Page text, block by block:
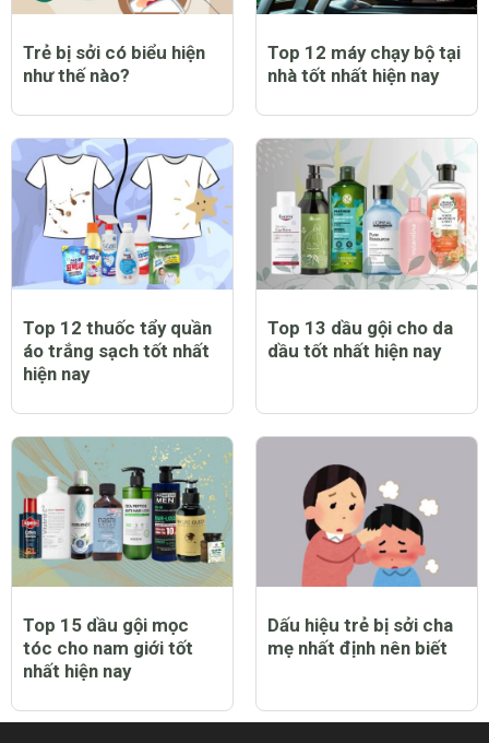
Trẻ bị sởi có biểu hiện
như thế nào?
Top 12 máy chạy bộ tại
nhà tốt nhất hiện nay
Top 12 thuốc tẩy quần
áo trắng sạch tốt nhất
hiện nay
Top 13 dầu gội cho da
dầu tốt nhất hiện nay
Top 15 dầu gội mọc
tóc cho nam giới tốt
nhất hiện nay
Dấu hiệu trẻ bị sởi cha
mẹ nhất định nên biết